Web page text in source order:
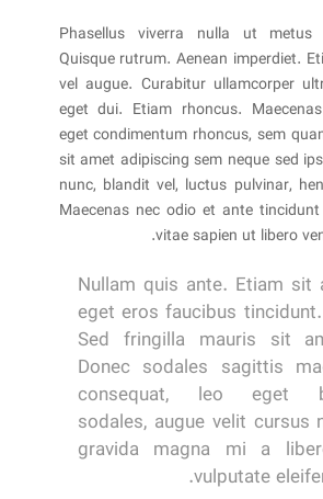
Phasellus viverra nulla ut metus
Quisque rutrum. Aenean imperdiet.
vel augue. Curabitur ullamcorper
eget dui. Etiam rhoncus.
eget condimentum rhoncus, sem
sit amet adipiscing sem neque sed
nunc, blandit vel, luctus pulvinar,
Maecenas nec odio et ante
vitae sapien ut libero
Nullam quis ante. Etiam sit
eget eros faucibus
Sed fringilla mauris sit
Donec sodales sagittis
consequat, leo eget
sodales, augue velit cursus
gravida magna mi a
vulputate